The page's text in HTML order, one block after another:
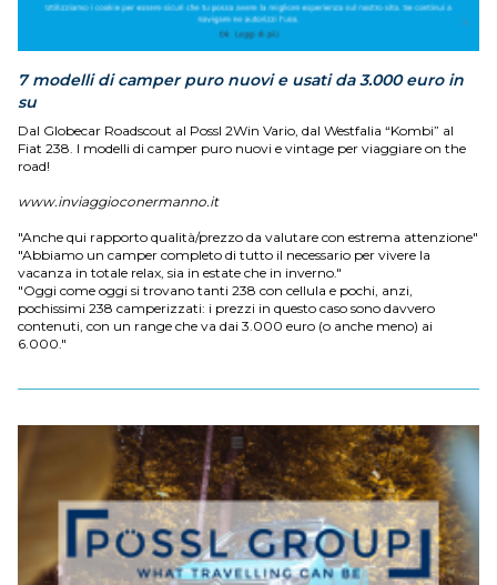
7 modelli di camper puro nuovi e usati da 3.000 euro in
su
Dal Globecar Roadscout al Possl 2Win Vario, dal Westfalia “Kombi” al
Fiat 238. I modelli di camper puro nuovi e vintage per viaggiare on the
road!
www.inviaggioconermanno.it
"Anche qui rapporto qualità/prezzo da valutare con estrema attenzione"
"Abbiamo un camper completo di tutto il necessario per vivere la
vacanza in totale relax, sia in estate che in inverno."
"Oggi come oggi si trovano tanti 238 con cellula e pochi, anzi,
pochissimi 238 camperizzati: i prezzi in questo caso sono davvero
contenuti, con un range che va dai 3.000 euro (o anche meno) ai
6.000."